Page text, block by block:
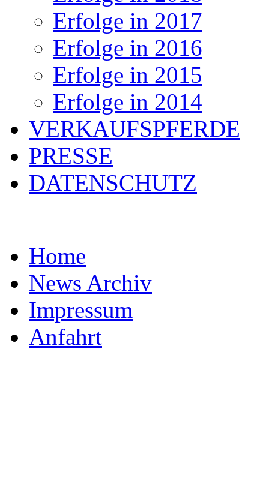
Erfolge in 2017
Erfolge in 2016
Erfolge in 2015
Erfolge in 2014
VERKAUFSPFERDE
PRESSE
DATENSCHUTZ
Home
News Archiv
Impressum
Anfahrt